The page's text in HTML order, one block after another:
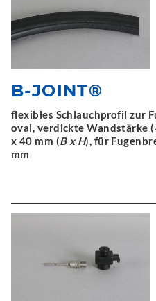
B-JOINT®
flexibles Schlauchprofil zur
oval, verdickte Wandstärke (
x 40 mm (B x H), für
mm